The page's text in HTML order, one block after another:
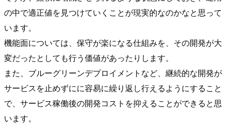
の中で適正値を見つけていくことが現実的なのかなと思って
います。
機能面については、保守が楽になる仕組みを、その開発が大
変だったとしても行う価値があったりします。
また、ブルーグリーンデプロイメントなど、継続的な開発が
サービスを止めずにに容易に繰り返し行えるようにすること
で、サービス稼働後の開発コストを抑えることができると思
います。